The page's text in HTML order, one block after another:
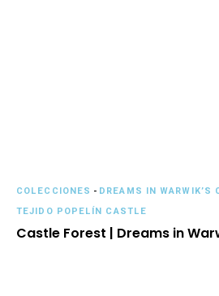
COLECCIONES - DREAMS IN WARWIK’S
TEJIDO POPELÍN CASTLE
Castle Forest | Dreams in